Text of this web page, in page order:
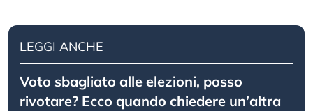
LEGGI ANCHE
Voto sbagliato alle elezioni, posso
rivotare? Ecco quando chiedere un’altra